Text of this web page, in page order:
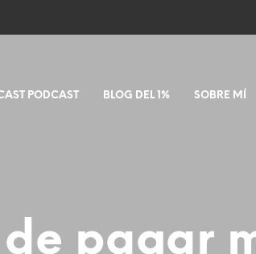
PODCAST BLOG DEL 1% SOBRE MÍ
pagar